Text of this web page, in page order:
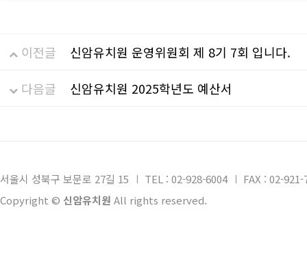
이전글 신암유치원 운영위원회 제 8기 7회 입니다.
다음글 신암유치원 2025학년도 예산서
서울시 성북구 보문로 27길 15 TEL : 02-928-6004
FAX : 02-921-
Copyright © 신암유치원 All rights reserved.